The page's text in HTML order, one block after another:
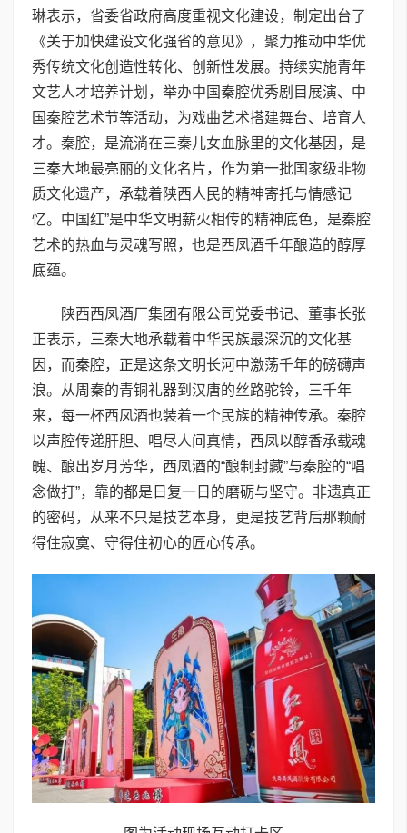
琳表示，省委省政府高度重视文化建设，制定出台了
《关于加快建设文化强省的意见》，聚力推动中华优
秀传统文化创造性转化、创新性发展。持续实施青年
文艺人才培养计划，举办中国秦腔优秀剧目展演、中
国秦腔艺术节等活动，为戏曲艺术搭建舞台、培育人
才。秦腔，是流淌在三秦儿女血脉里的文化基因，是
三秦大地最亮丽的文化名片，作为第一批国家级非物
质文化遗产，承载着陕西人民的精神寄托与情感记
忆。中国红”是中华文明薪火相传的精神底色，是秦腔
艺术的热血与灵魂写照，也是西凤酒千年酿造的醇厚
底蕴。
陕西西凤酒厂集团有限公司党委书记、董事长张
正表示，三秦大地承载着中华民族最深沉的文化基
因，而秦腔，正是这条文明长河中激荡千年的磅礴声
浪。从周秦的青铜礼器到汉唐的丝路驼铃，三千年
来，每一杯西凤酒也装着一个民族的精神传承。秦腔
以声腔传递肝胆、唱尽人间真情，西凤以醇香承载魂
魄、酿出岁月芳华，西凤酒的“酿制封藏”与秦腔的“唱
念做打”，靠的都是日复一日的磨砺与坚守。非遗真正
的密码，从来不只是技艺本身，更是技艺背后那颗耐
得住寂寞、守得住初心的匠心传承。